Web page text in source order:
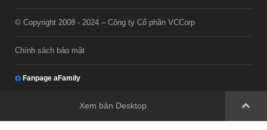
© Copyright 2008 - 2024 – Công ty Cổ phần VCCorp
Chính sách bảo mật
Fanpage aFamily
Xem bản Desktop